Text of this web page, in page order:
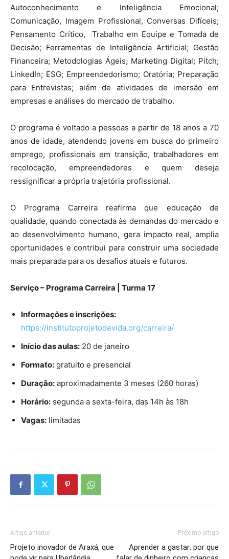
Autoconhecimento e Inteligência Emocional;
Comunicação, Imagem Profissional, Conversas Difíceis;
Pensamento Crítico, Trabalho em Equipe e Tomada de
Decisão; Ferramentas de Inteligência Artificial; Gestão
Financeira; Metodologias Ágeis; Marketing Digital; Pitch;
LinkedIn; ESG; Empreendedorismo; Oratória; Preparação
para Entrevistas; além de atividades de imersão em
empresas e análises do mercado de trabalho.
O programa é voltado a pessoas a partir de 18 anos a 70
anos de idade, atendendo jovens em busca do primeiro
emprego, profissionais em transição, trabalhadores em
recolocação, empreendedores e quem deseja
ressignificar a própria trajetória profissional.
O Programa Carreira reafirma que educação de
qualidade, quando conectada às demandas do mercado e
ao desenvolvimento humano, gera impacto real, amplia
oportunidades e contribui para construir uma sociedade
mais preparada para os desafios atuais e futuros.
Serviço – Programa Carreira | Turma 17
Informações e inscrições:
https://institutoprojetodevida.org/carreira/
Início das aulas: 20 de janeiro
Formato: gratuito e presencial
Duração: aproximadamente 3 meses (260 horas)
Horário: segunda a sexta-feira, das 14h às 18h
Vagas: limitadas
Artigo anterior
Projeto inovador de Araxá, que
Próximo artigo
Aprender a gastar: por que